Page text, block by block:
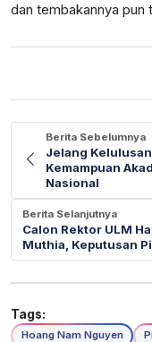
dan tembakannya pun
Berita Sebelumnya
Jelang
Kemampuan
Nasional
Berita Selanjutnya
Calon Rektor ULM
Muthia, Keputusan
Tags:
Hoang Nam Nguyen